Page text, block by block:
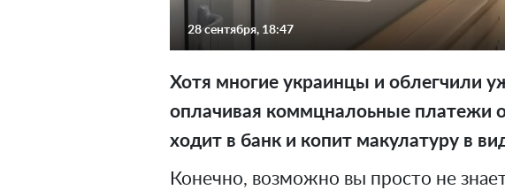
28 сентября, 18:47
Хотя многие украинцы и облегчили
оплачивая коммцналоьные платежи
ходит в банк и копит макулатуру в
Конечно, возможно вы просто не